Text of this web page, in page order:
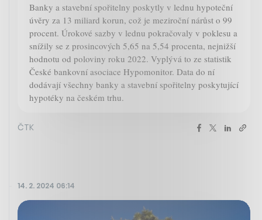
Banky a stavební spořitelny poskytly v lednu hypoteční
úvěry za 13 miliard korun, což je meziroční nárůst o 99
procent. Úrokové sazby v lednu pokračovaly v poklesu a
snížily se z prosincových 5,65 na 5,54 procenta, nejnižší
hodnotu od poloviny roku 2022. Vyplývá to ze statistik
České bankovní asociace Hypomonitor. Data do ní
dodávají všechny banky a stavební spořitelny poskytující
hypotéky na českém trhu.
ČTK
14. 2. 2024 06:14